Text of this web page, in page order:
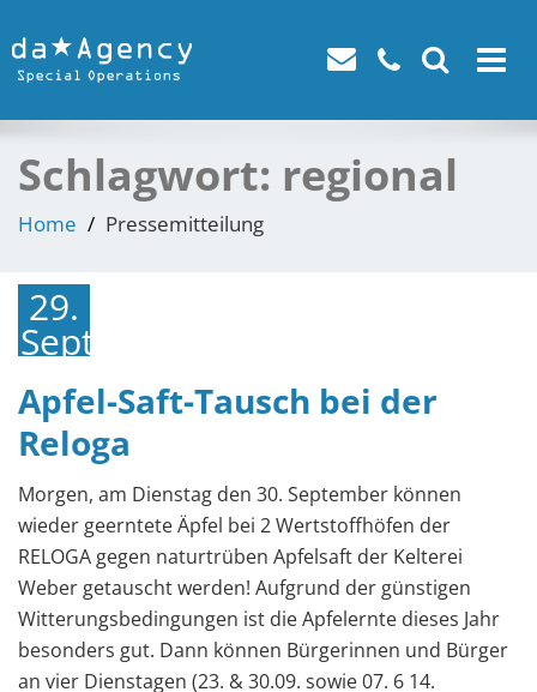
Toggle
Schlagwort: regional
Home Pressemitteilung
29.
September
2025
Apfel-Saft-Tausch bei der
Reloga
Morgen, am Dienstag den 30. September können
wieder geerntete Äpfel bei 2 Wertstoffhöfen der
RELOGA gegen naturtrüben Apfelsaft der Kelterei
Weber getauscht werden! Aufgrund der günstigen
Witterungsbedingungen ist die Apfelernte dieses Jahr
besonders gut. Dann können Bürgerinnen und Bürger
an vier Dienstagen (23. & 30.09. sowie 07. 6 14.